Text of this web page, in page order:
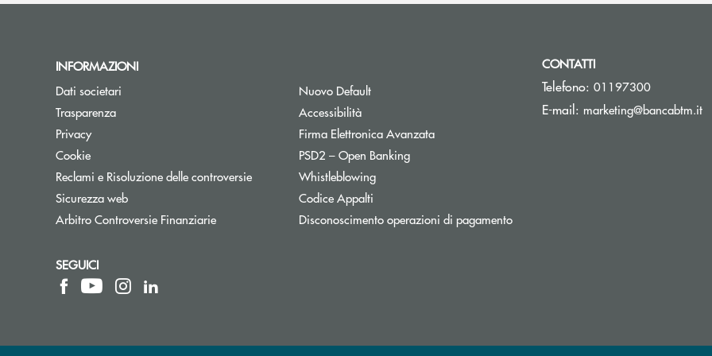
INFORMAZIONI
Dati societari
Trasparenza
Privacy
Cookie
Reclami e Risoluzione delle controversie
Sicurezza web
Arbitro Controversie FinanziarieApre una nuova finestra
Nuovo DefaultApre una nuova finestra
Accessibilità
Firma Elettronica AvanzataApre una nuova finestra
PSD2 – Open BankingApre una nuova finestra
WhistleblowingApre una nuova finestra
Codice Appalti
Disconoscimento operazioni di pagamento
CONTATTI
Telefono: 01197300
E-mail: marketing@bancabtm.it
SEGUICI